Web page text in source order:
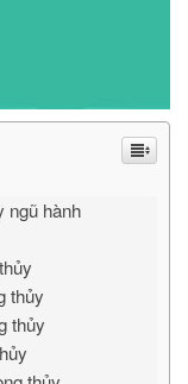
ngũ hành
thủy
thủy